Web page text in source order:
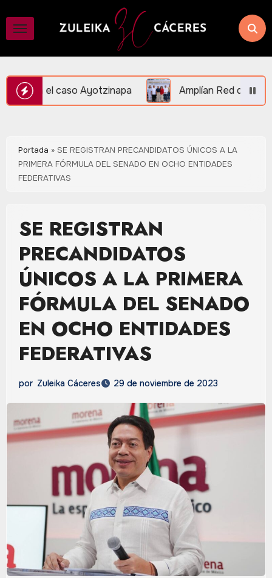
contenido
Amplían Red de Videovigilancia en Central
Portada » SE REGISTRAN PRECANDIDATOS ÚNICOS A LA
PRIMERA FÓRMULA DEL SENADO EN OCHO ENTIDADES
FEDERATIVAS
SE REGISTRAN
PRECANDIDATOS
ÚNICOS A LA PRIMERA
FÓRMULA DEL SENADO
EN OCHO ENTIDADES
FEDERATIVAS
por Zuleika Cáceres 29 de noviembre de 2023